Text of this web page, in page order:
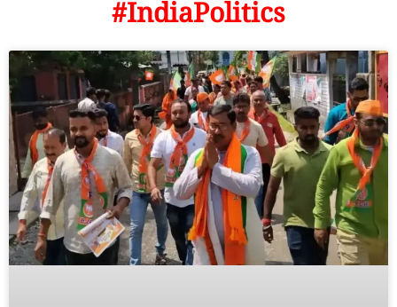
#IndiaPolitics